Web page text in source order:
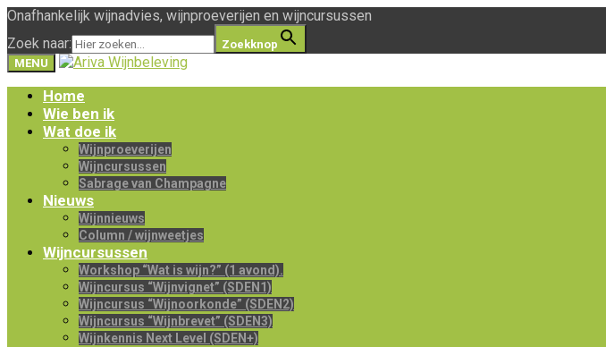
Onafhankelijk wijnadvies, wijnproeverijen en wijncursussen
Zoek naar:
Zoekknop
MENU
Home
Wie ben ik
Wat doe ik
Wijnproeverijen
Wijncursussen
Sabrage van Champagne
Nieuws
Wijnnieuws
Column / wijnweetjes
Wijncursussen
Workshop “Wat is wijn?” (1 avond).
Wijncursus “Wijnvignet” (SDEN1)
Wijncursus “Wijnoorkonde” (SDEN2)
Wijncursus “Wijnbrevet” (SDEN3)
Wijnkennis Next Level (SDEN+)